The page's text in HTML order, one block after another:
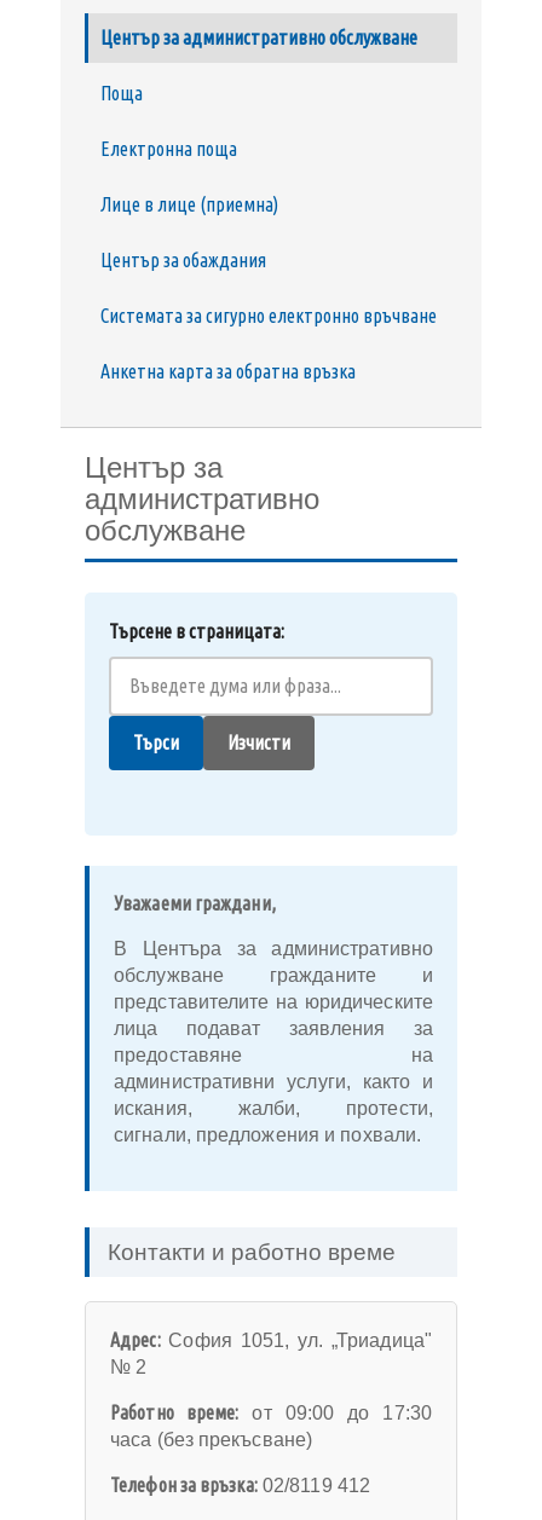
Център за административно обслужване
Поща
Електронна поща
Лице в лице (приемна)
Център за обаждания
Системата за сигурно електронно връчване
Анкетна карта за обратна връзка
Център за
административно
обслужване
Търсене в страницата:
Търси Изчисти
Уважаеми граждани,
В Центъра за административно
обслужване гражданите и
представителите на юридическите
лица подават заявления за
предоставяне на
административни услуги, както и
искания, жалби, протести,
сигнали, предложения и похвали.
Контакти и работно време
Адрес:София 1051, ул. „Триадица"
№ 2
Работно време: от 09:00 до 17:30
часа (без прекъсване)
Телефон за връзка:02/8119 412